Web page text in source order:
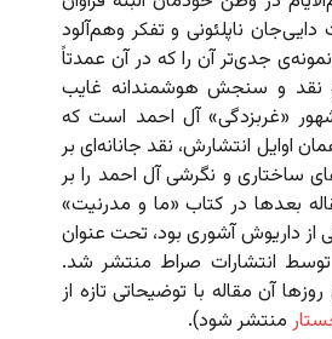
دایی‌جان ناپلئونی و تفکر وهم‌آلود
جدی‌تر آن را که در آن عمدتاً
نقد و سنجش هوشمندانه غایب
«غربزدگی» آل احمد است که
اوایل انتشارش، نقد جانانه‌ای بر
و نگرشی آل احمد را بر
بعدها در کتاب «ما و مدرنیت»
از داریوش آشوری بود، تحت عنوان
انتشارات صراط منتشر شد.
آن مقاله با توضیحاتی تازه از
منتشر شود).